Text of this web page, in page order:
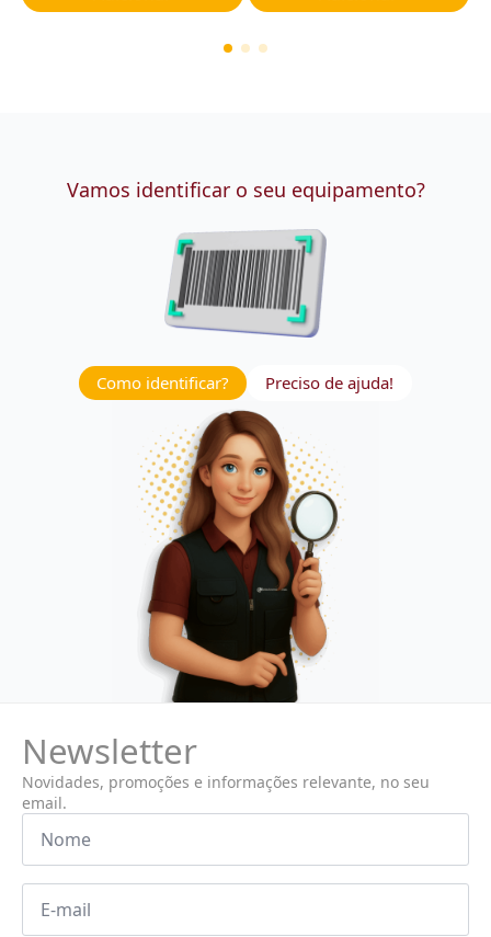
Vamos identificar o seu equipamento?
Como identificar? Preciso de ajuda!
Newsletter
Novidades, promoções e informações relevante, no seu
email.
Nome
Email